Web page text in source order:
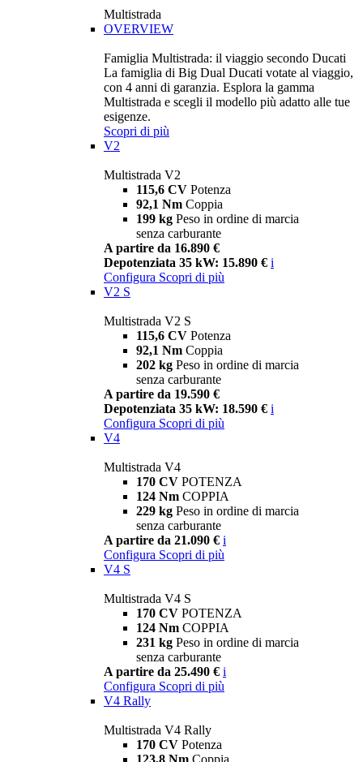
Multistrada
OVERVIEW
Famiglia Multistrada: il viaggio secondo Ducati
La famiglia di Big Dual Ducati votate al viaggio,
con 4 anni di garanzia. Esplora la gamma
Multistrada e scegli il modello più adatto alle tue
esigenze.
Scopri di più
V2
Multistrada V2
115,6 CV Potenza
92,1 Nm Coppia
199 kg Peso in ordine di marcia
senza carburante
A partire da 16.890 €
Depotenziata 35 kW: 15.890 € i
Configura Scopri di più
V2 S
Multistrada V2 S
115,6 CV Potenza
92,1 Nm Coppia
202 kg Peso in ordine di marcia
senza carburante
A partire da 19.590 €
Depotenziata 35 kW: 18.590 € i
Configura Scopri di più
V4
Multistrada V4
170 CV POTENZA
124 Nm COPPIA
229 kg Peso in ordine di marcia
senza carburante
A partire da 21.090 € i
Configura Scopri di più
V4 S
Multistrada V4 S
170 CV POTENZA
124 Nm COPPIA
231 kg Peso in ordine di marcia
senza carburante
A partire da 25.490 € i
Configura Scopri di più
V4 Rally
Multistrada V4 Rally
170 CV Potenza
123,8 Nm Coppia